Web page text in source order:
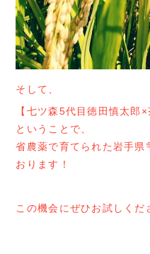
そして、
【七ツ森5代目徳田慎太郎×
ということで、
省農薬で育てられた岩手県
おります！
この機会にぜひお試しくだ